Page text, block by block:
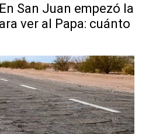
En San Juan empezó la
ver al Papa: cuánto